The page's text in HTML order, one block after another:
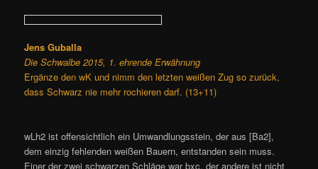
Jens Guballa
Die Schwalbe 2015, 1. ehrende Erwähnung
Ergänze den wK und nimm den letzten weißen Zug so zurück,
dass Schwarz nie mehr rochieren darf. (13+11)
wLh2 ist offensichtlich ein Umwandlungsstein, der aus [Ba2],
dem einzig fehlenden weißen Bauern, entstanden sein muss.
Einer der zwei schwarzen Schläge war bxc, der andere ist nicht